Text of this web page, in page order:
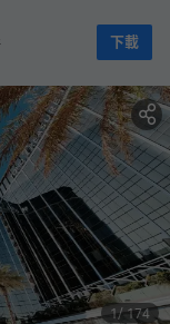
下載
1 174